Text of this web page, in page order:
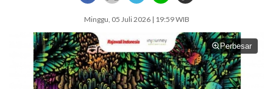
Minggu, 05 Juli 2026 | 19:59 WIB
Perbesar